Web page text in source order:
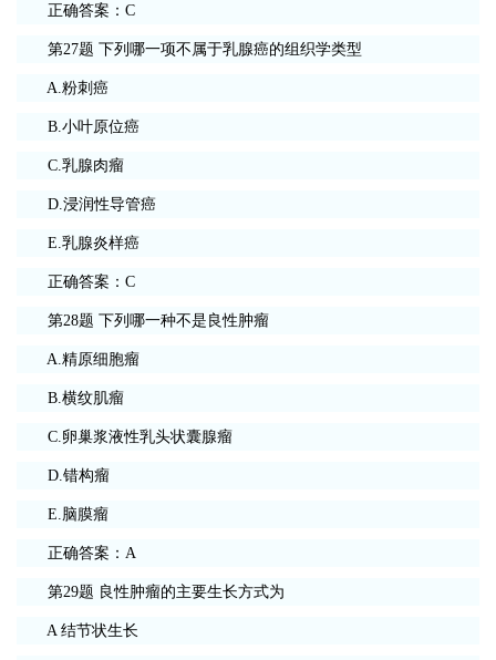
正确答案：C
第27题 下列哪一项不属于乳腺癌的组织学类型
A.粉刺癌
B.小叶原位癌
C.乳腺肉瘤
D.浸润性导管癌
E.乳腺炎样癌
正确答案：C
第28题 下列哪一种不是良性肿瘤
A.精原细胞瘤
B.横纹肌瘤
C.卵巢浆液性乳头状囊腺瘤
D.错构瘤
E.脑膜瘤
正确答案：A
第29题 良性肿瘤的主要生长方式为
A 结节状生长